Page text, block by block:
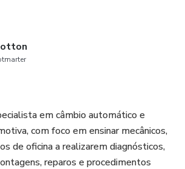
em câmbio automático e
com foco em ensinar mecânicos,
de oficina a realizarem diagnósticos,
reparos e procedimentos